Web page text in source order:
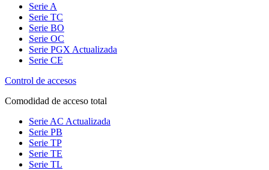
Serie A
Serie TC
Serie BO
Serie OC
Serie PGX Actualizada
Serie CE
Control de accesos
Comodidad de acceso total
Serie AC Actualizada
Serie PB
Serie TP
Serie TE
Serie TL